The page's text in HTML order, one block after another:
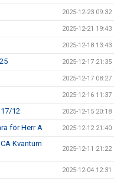
2025-12-23 09:32
2025-12-21 19:43
2025-12-18 13:43
2025-12-17 21:35
2025-12-17 08:27
2025-12-16 11:37
12 2025-12-15 20:18
för Herr A 2025-12-12 21:40
Kvantum
2025-12-11 21:22
2025-12-04 12:31